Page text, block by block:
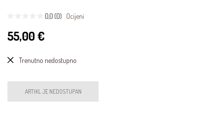
0,0 (0) Ocijeni
55,00 €
Trenutno nedostupno
ARTIKL JE NEDOSTUPAN